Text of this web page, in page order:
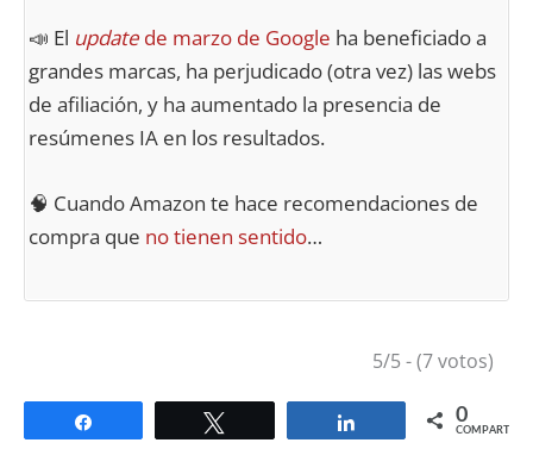
📣 El update de marzo de Google ha beneficiado a
grandes marcas, ha perjudicado (otra vez) las webs
de afiliación, y ha aumentado la presencia de
resúmenes IA en los resultados.
🧠 Cuando Amazon te hace recomendaciones de
compra que no tienen sentido…
5/5 - (7 votos)
Compartir 0
COMPARTIR